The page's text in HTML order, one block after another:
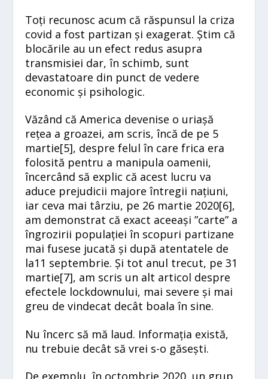
Toți recunosc acum că răspunsul la criza
covid a fost partizan și exagerat. Știm că
blocările au un efect redus asupra
transmisiei dar, în schimb, sunt
devastatoare din punct de vedere
economic și psihologic.
Văzând că America devenise o uriașă
rețea a groazei, am scris, încă de pe 5
martie[5], despre felul în care frica era
folosită pentru a manipula oamenii,
încercând să explic că acest lucru va
aduce prejudicii majore întregii națiuni,
iar ceva mai târziu, pe 26 martie 2020[6],
am demonstrat că exact aceeași ”carte” a
îngrozirii populației în scopuri partizane
mai fusese jucată și după atentatele de
la11 septembrie. Și tot anul trecut, pe 31
martie[7], am scris un alt articol despre
efectele lockdownului, mai severe și mai
greu de vindecat decât boala în sine.
Nu încerc să mă laud. Informația există,
nu trebuie decât să vrei s-o găsești.
De exemplu, în octombrie 2020, un grup